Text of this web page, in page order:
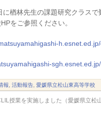
に楢林先生の課題研究クラス
をご参照ください。
報 活動報告, 愛媛県立松山東高等学校
授業を実施しました（愛媛県立松